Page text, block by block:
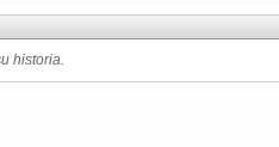
historia.